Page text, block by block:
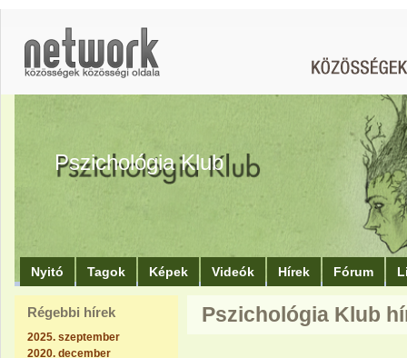
Pszichológia Klub
Nyitó Tagok Képek Videók Hírek Fórum
Régebbi hírek
2025. szeptember
2020. december
Pszichológia Klub